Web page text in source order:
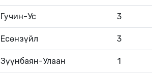
Гучин-Ус 3
Есөнзүйл 3
Зүүнбаян-Улаан 1